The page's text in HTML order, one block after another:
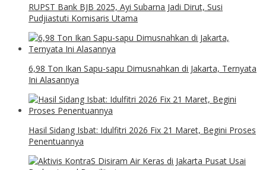
RUPST Bank BJB 2025, Ayi Subarna Jadi Dirut, Susi
Pudjiastuti Komisaris Utama
6,98 Ton Ikan Sapu-sapu Dimusnahkan di Jakarta, Ternyata
Ini Alasannya
Hasil Sidang Isbat: Idulfitri 2026 Fix 21 Maret, Begini Proses
Penentuannya